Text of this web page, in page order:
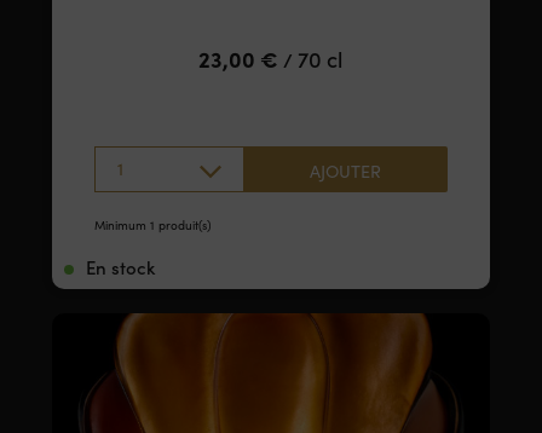
23,00 € / 70 cl
1 AJOUTER
Minimum 1 produit(s)
En stock